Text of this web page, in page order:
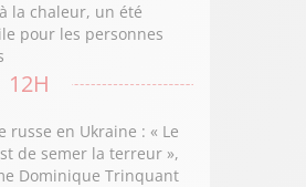
la chaleur, un été
pour les personnes
12H
russe en Ukraine : « Le
de semer la terreur »,
Dominique Trinquant